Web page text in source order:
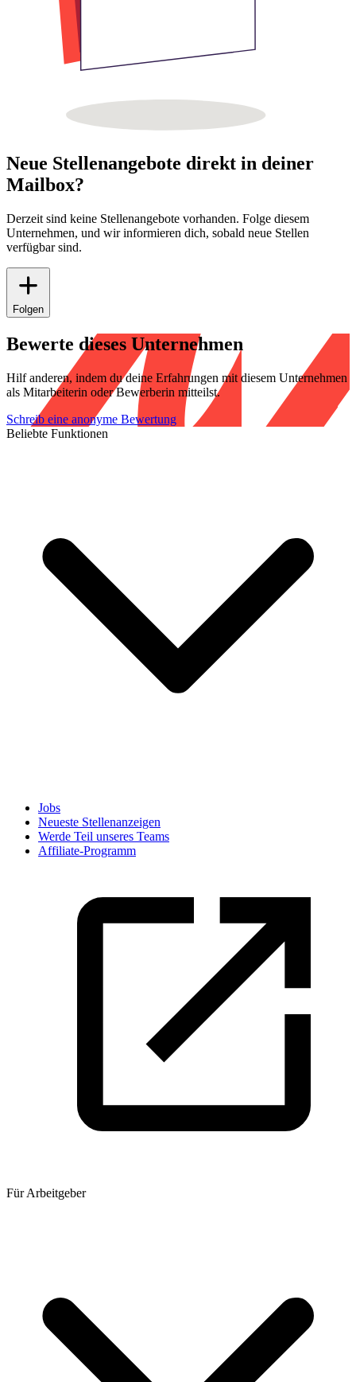
Neue Stellenangebote direkt in deiner
Mailbox?
Derzeit sind keine Stellenangebote vorhanden. Folge diesem
Unternehmen, und wir informieren dich, sobald neue Stellen
verfügbar sind.
Folgen
Bewerte dieses Unternehmen
Hilf anderen, indem du deine Erfahrungen mit diesem Unternehmen
als Mitarbeiterin oder Bewerberin mitteilst.
Schreib eine anonyme Bewertung
Beliebte Funktionen
Jobs
Neueste Stellenanzeigen
Werde Teil unseres Teams
Affiliate-Programm
Für Arbeitgeber